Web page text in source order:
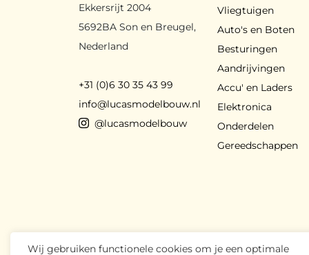
Wij gebruiken functionele cookies om je een optimale
Ekkersrijt 2004
5692BA Son en Breugel,
Nederland
+31 (0)6 30 35 43 99
info@lucasmodelbouw.nl
@lucasmodelbouw
Vliegtuigen
Auto's en Boten
Besturingen
Aandrijvingen
Accu' en Laders
Elektronica
Onderdelen
Gereedschappen